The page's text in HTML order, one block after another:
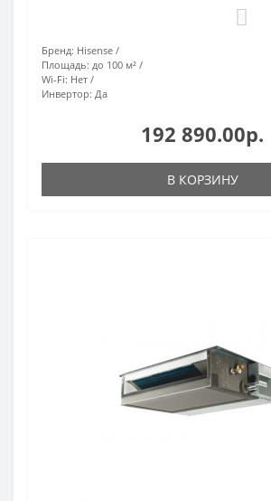
Бренд: Hisense
Площадь: до 100 м²
Wi-Fi: Нет
Инвертор: Да
192 890.00р.
В КОРЗИНУ